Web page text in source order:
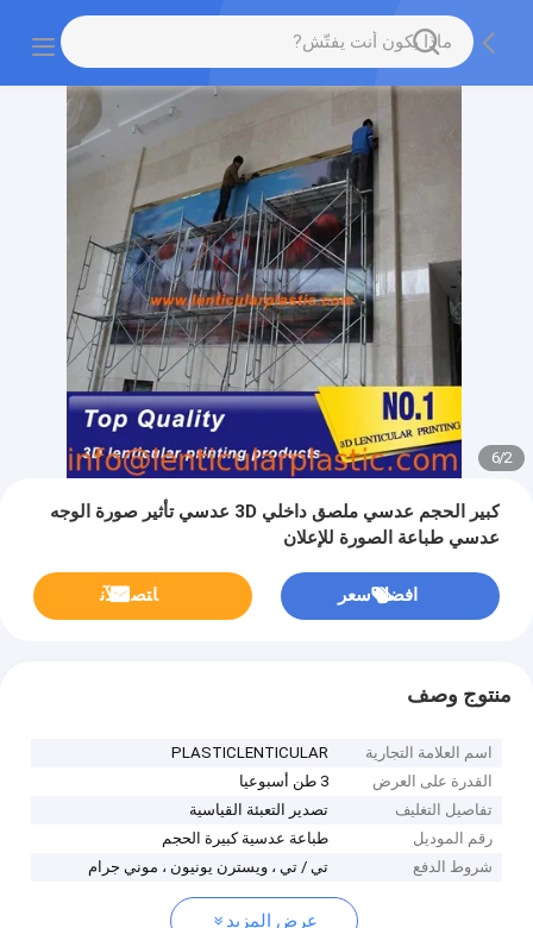
2
/
6
كبير الحجم عدسي ملصق داخلي 3D عدسي تأثير صورة الوجه
عدسي طباعة الصورة للإعلان
افضل سعر ﺎﺘﺼﻟ ﺍﻶﻧ
منتوج وصف
اسم العلامة التجارية
PLASTICLENTICULAR
القدرة على العرض
3 طن أسبوعيا
تفاصيل التغليف
تصدير التعبئة القياسية
رقم الموديل
طباعة عدسية كبيرة الحجم
شروط الدفع
تي / تي ، ويسترن يونيون ، موني جرام
عرض المزيد